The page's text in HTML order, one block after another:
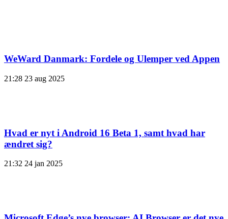
WeWard Danmark: Fordele og Ulemper ved Appen
21:28 23 aug 2025
Hvad er nyt i Android 16 Beta 1, samt hvad har
ændret sig?
21:32 24 jan 2025